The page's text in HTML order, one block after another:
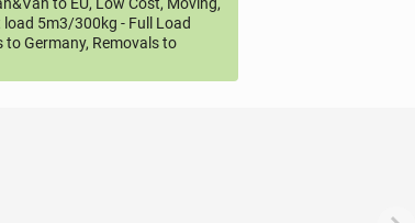
5m3/300kg - Full Load
Germany, Removals to